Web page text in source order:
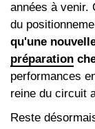
années à venir.
du
qu'une
préparation
performances
reine du circuit
Reste